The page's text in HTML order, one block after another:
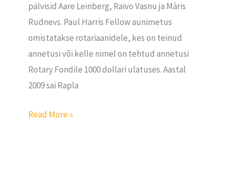
pälvisid Aare Leinberg, Raivo Vasnu ja Màris
Rudnevs. Paul Harris Fellow aunimetus
omistatakse rotariaanidele, kes on teinud
annetusi või kelle nimel on tehtud annetusi
Rotary Fondile 1000 dollari ulatuses. Aastal
2009 sai Rapla
Read More »